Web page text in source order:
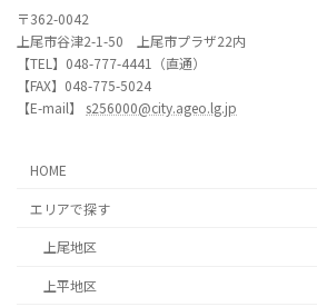
〒362-0042
上尾市谷津2-1-50 上尾市プラザ22内
【TEL】048-777-4441（直通）
【FAX】048-775-5024
【E-mail】 s256000@city.ageo.lg.jp
HOME
エリアで探す
上尾地区
上平地区